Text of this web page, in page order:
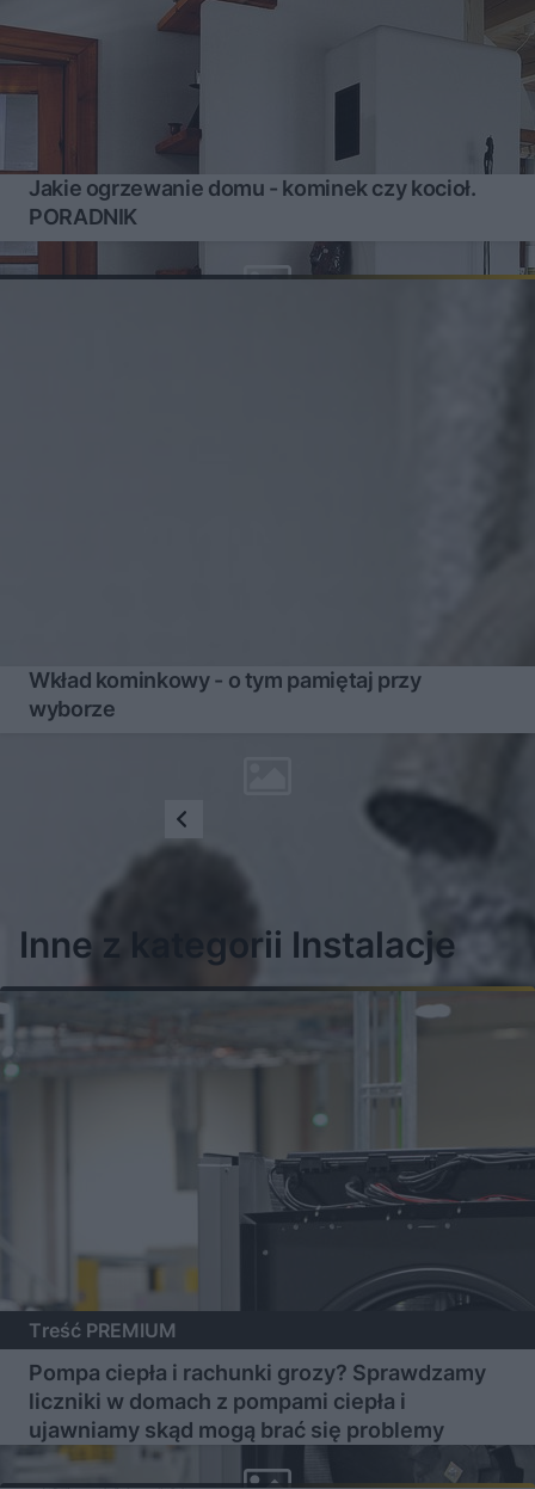
Jakie ogrzewanie domu - kominek czy kocioł.
PORADNIK
Wkład kominkowy - o tym pamiętaj przy
wyborze
Inne z kategorii Instalacje
Treść PREMIUM
Pompa ciepła i rachunki grozy? Sprawdzamy
liczniki w domach z pompami ciepła i
ujawniamy skąd mogą brać się problemy